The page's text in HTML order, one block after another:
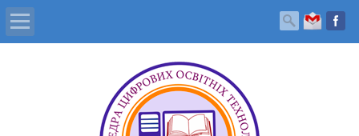
Головна
Про кафедру